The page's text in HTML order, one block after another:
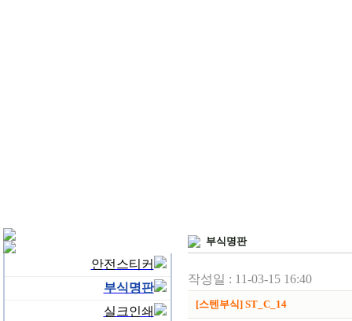
안전스티커
부식명판
실크인쇄
부식명판
작성일 : 11-03-15 16:40
[스텐부식] ST_C_14